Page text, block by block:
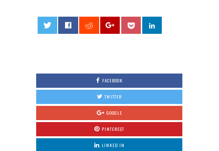
FACEBOOK
TWITTER
GOOGLE
PINTEREST
LINKED IN